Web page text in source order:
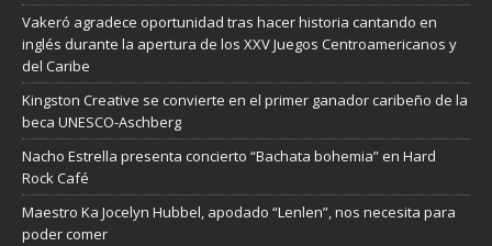
Vakeró agradece oportunidad tras hacer historia cantando en
inglés durante la apertura de los XXV Juegos Centroamericanos y
del Caribe
Kingston Creative se convierte en el primer ganador caribeño de la
beca UNESCO-Aschberg
Nacho Estrella presenta concierto “Bachata bohemia” en Hard
Rock Café
Maestro Ka Jocelyn Hubbel, apodado “Lenlen”, nos necesita para
poder comer